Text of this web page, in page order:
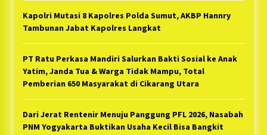
Kapolri Mutasi 8 Kapolres Polda Sumut, AKBP Hannry
Tambunan Jabat Kapolres Langkat
PT Ratu Perkasa Mandiri Salurkan Bakti Sosial ke Anak
Yatim, Janda Tua & Warga Tidak Mampu, Total
Pemberian 650 Masyarakat di Cikarang Utara
Dari Jerat Rentenir Menuju Panggung PFL 2026, Nasabah
PNM Yogyakarta Buktikan Usaha Kecil Bisa Bangkit